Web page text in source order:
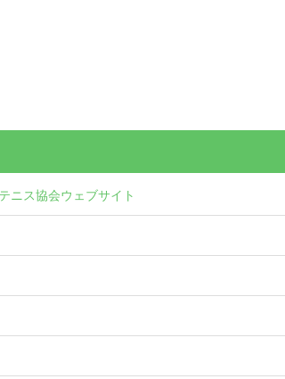
ニス協会ウェブサイト